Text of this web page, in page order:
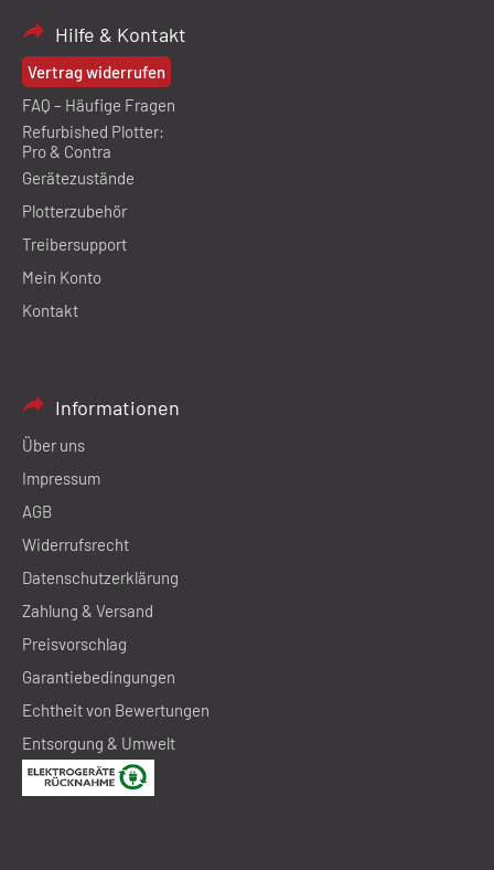
Hilfe & Kontakt
Vertrag widerrufen
FAQ – Häufige Fragen
Refurbished Plotter:
Pro & Contra
Gerätezustände
Plotterzubehör
Treibersupport
Mein Konto
Kontakt
Informationen
Über uns
Impressum
AGB
Widerrufsrecht
Datenschutzerklärung
Zahlung & Versand
Preisvorschlag
Garantiebedingungen
Echtheit von Bewertungen
Entsorgung & Umwelt